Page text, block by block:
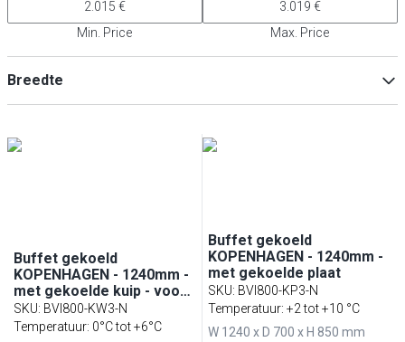
Min. Price Max. Price
Breedte
Buffet gekoeld
KOPENHAGEN - 1240mm -
met gekoelde kuip - voor
3x GN 1/1
SKU: BVI800-KW3-N
Temperatuur: 0°C tot +6°C
Buffet gekoeld
KOPENHAGEN - 1240mm -
met gekoelde plaat
SKU: BVI800-KP3-N
Temperatuur: +2 tot +10 °C
W 1240 x D 700 x H 850 mm